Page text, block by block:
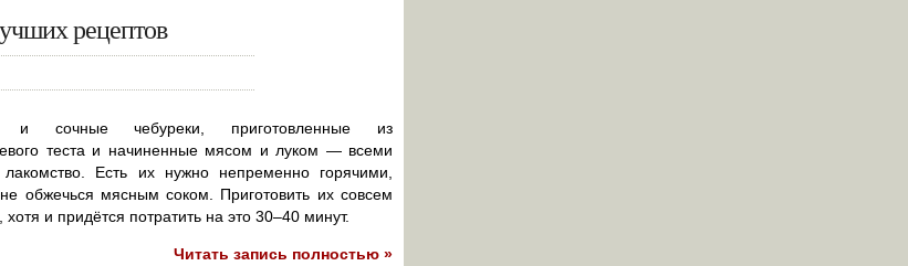
рецептов
и сочные чебуреки, приготовленные из
теста и начиненные мясом и луком — всеми
Есть их нужно непременно горячими,
обжечься мясным соком. Приготовить их совсем
хотя и придётся потратить на это 30–40 минут.
Читать запись полностью »